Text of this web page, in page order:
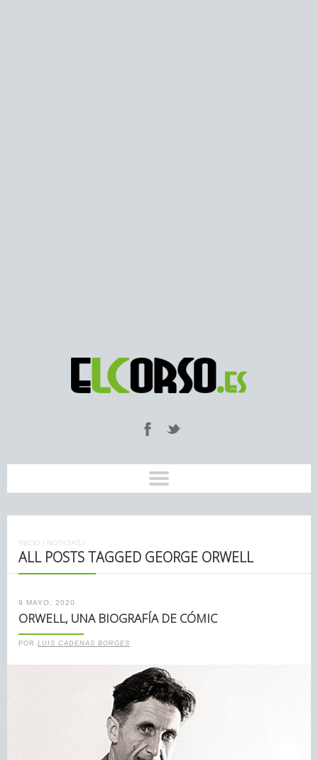
INICIO / NOTICIAS /
ALL POSTS TAGGED GEORGE ORWELL
9 MAYO, 2020
ORWELL, UNA BIOGRAFÍA DE CÓMIC
POR LUIS CADENAS BORGES